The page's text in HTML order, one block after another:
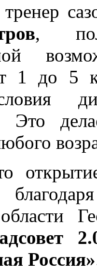
тренер
,
1 до 5
Это
Россия»